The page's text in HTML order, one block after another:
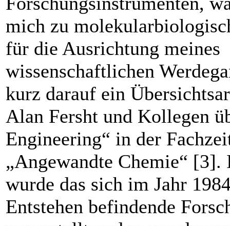
mich zu
für die Ausrichtung meines
wissenschaftlichen
kurz darauf ein
Alan Fersht und Kollegen
Engineering“ in der
„Angewandte Chemie“
wurde das sich im Jahr
Entstehen befindende